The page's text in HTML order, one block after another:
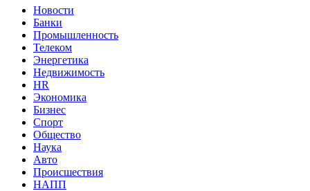
Новости
Банки
Промышленность
Телеком
Энергетика
Недвижимость
HR
Экономика
Бизнес
Спорт
Общество
Наука
Авто
Происшествия
НАПП